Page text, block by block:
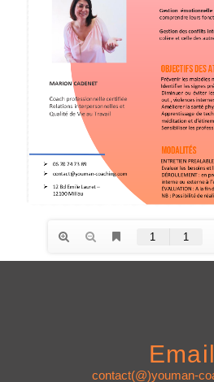
Email
contact(@)youman-